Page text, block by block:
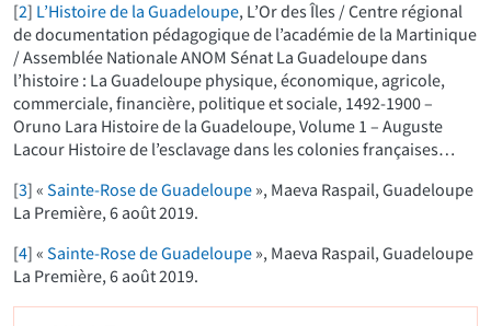
[2] L’Histoire de la Guadeloupe, L’Or des Îles / Centre régional
de documentation pédagogique de l’académie de la Martinique
/ Assemblée Nationale ANOM Sénat La Guadeloupe dans
l’histoire : La Guadeloupe physique, économique, agricole,
commerciale, financière, politique et sociale, 1492-1900 –
Oruno Lara Histoire de la Guadeloupe, Volume 1 – Auguste
Lacour Histoire de l’esclavage dans les colonies françaises…
[3]«Sainte-Rose de Guadeloupe», Maeva Raspail, Guadeloupe
La Première, 6 août 2019.
[4]«Sainte-Rose de Guadeloupe», Maeva Raspail, Guadeloupe
La Première, 6 août 2019.